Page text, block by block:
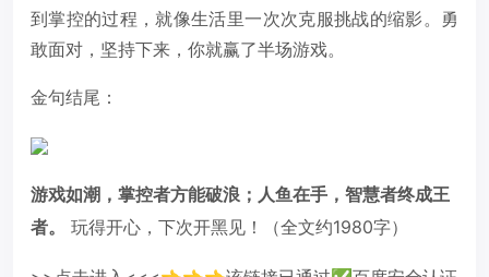
到掌控的过程，就像生活里一次次克服挑战的缩影。勇
敢面对，坚持下来，你就赢了半场游戏。
金句结尾：
游戏如潮，掌控者方能破浪；人鱼在手，智慧者终成王
者。
玩得开心，下次开黑见！（全文约1980字）